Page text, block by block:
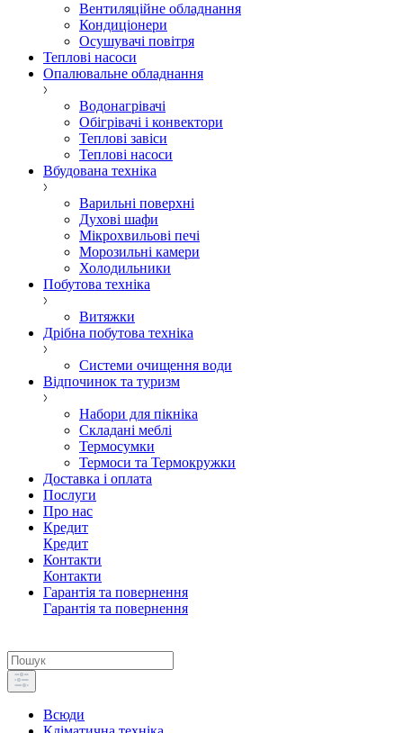
Вентиляційне обладнання
Кондиціонери
Осушувачі повітря
Теплові насоси
Опалювальне обладнання
Водонагрівачі
Обігрівачі і конвектори
Теплові завіси
Теплові насоси
Вбудована техніка
Варильні поверхні
Духові шафи
Мікрохвильові печі
Морозильні камери
Холодильники
Побутова техніка
Витяжки
Дрібна побутова техніка
Системи очищення води
Відпочинок та туризм
Набори для пікніка
Складані меблі
Термосумки
Термоси та Термокружки
Доставка і оплата
Послуги
Про нас
Кредит
Кредит
Контакти
Контакти
Гарантія та повернення
Гарантія та повернення
Всюди